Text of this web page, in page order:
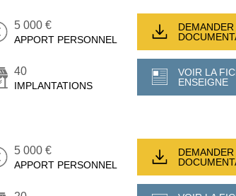
5 000 €
APPORT PERSONNEL
40
IMPLANTATIONS
VOIR LA
ENSEIGNE
5 000 €
APPORT PERSONNEL